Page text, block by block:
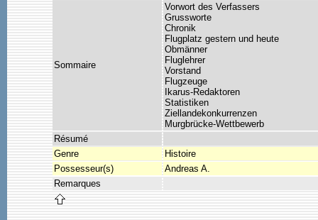
Sommaire
Vorwort des Verfassers
Grussworte
Chronik
Flugplatz gestern und heute
Obmänner
Fluglehrer
Vorstand
Flugzeuge
Ikarus-Redaktoren
Statistiken
Ziellandekonkurrenzen
Murgbrücke-Wettbewerb
Résumé
Genre
Histoire
Possesseur(s)
Andreas A.
Remarques